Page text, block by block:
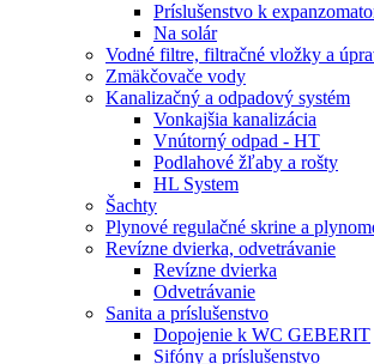
Príslušenstvo k
Na solár
Vodné filtre, filtračné vložky a
Zmäkčovače vody
Kanalizačný a odpadový systém
Vonkajšia kanalizácia
Vnútorný odpad - HT
Podlahové žľaby a rošty
HL System
Šachty
Plynové regulačné skrine a
Revízne dvierka, odvetrávanie
Revízne dvierka
Odvetrávanie
Sanita a príslušenstvo
Dopojenie k WC GEBERIT
Sifóny a príslušenstvo